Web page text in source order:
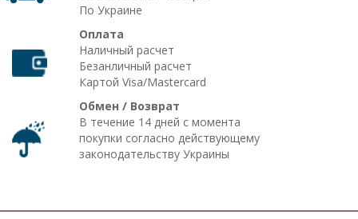
По Украине
Оплата
Наличный расчет
Безанличный расчет
Картой Visa/Mastercard
Обмен / Возврат
В течение 14 дней с момента
покупки согласно действующему
законодательству Украины